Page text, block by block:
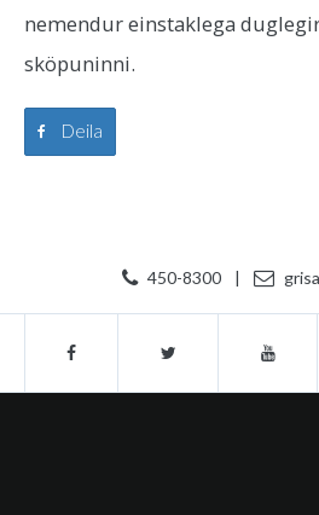
nemendur einstaklega
sköpuninni.
Deila
450-8300 |